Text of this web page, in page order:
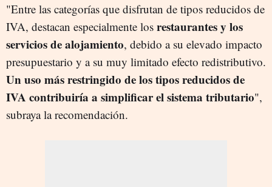
"Entre las categorías que disfrutan de tipos reducidos de
IVA, destacan especialmente los restaurantes y los
servicios de alojamiento, debido a su elevado impacto
presupuestario y a su muy limitado efecto redistributivo.
Un uso más restringido de los tipos reducidos de
IVA contribuiría a simplificar el sistema tributario",
subraya la recomendación.